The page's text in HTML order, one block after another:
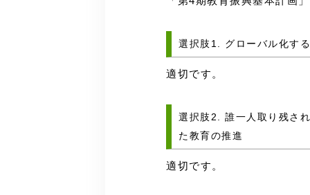
選択肢1. グローバル化す
適切です。
選択肢2. 誰一人取り残さ
た教育の推進
適切です。